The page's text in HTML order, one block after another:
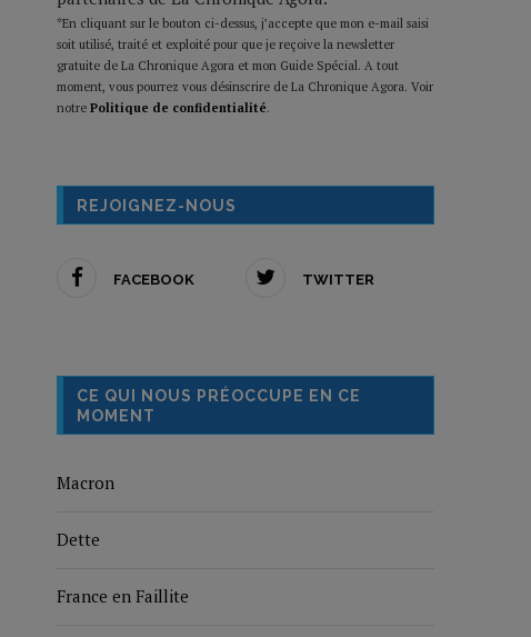
*En cliquant sur le bouton ci-dessus, j’accepte que mon e-mail saisi
soit utilisé, traité et exploité pour que je reçoive la newsletter
gratuite de La Chronique Agora et mon Guide Spécial. A tout
moment, vous pourrez vous désinscrire de La Chronique Agora. Voir
notre Politique de confidentialité.
REJOIGNEZ-NOUS
FACEBOOK TWITTER
CE QUI NOUS PRÉOCCUPE EN CE
MOMENT
Macron
Dette
France en Faillite